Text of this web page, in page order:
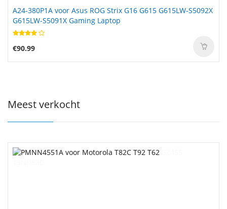
A24-380P1A voor Asus ROG Strix G16 G615 G615LW-S5092X
G615LW-S5091X Gaming Laptop
€90.99
Meest verkocht